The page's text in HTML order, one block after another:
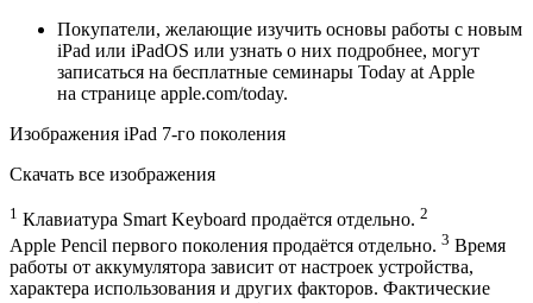
Покупатели, желающие изучить основы работы с новым
iPad или iPadOS или узнать о них подробнее, могут
записаться на бесплатные семинары Today at Apple
на странице apple.com/today.
Изображения iPad 7‑го поколения
Скачать все изображения
1 Клавиатура Smart Keyboard продаётся отдельно. 2
Apple Pencil первого поколения продаётся отдельно. 3 Время
работы от аккумулятора зависит от настроек устройства,
характера использования и других факторов. Фактические